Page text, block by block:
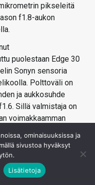
pikseleitä
f1.8-aukon
puolestaan Edge 30
Sonyn sensoria
Polttoväli on
ja aukkosuhde
Sillä valmistaja on
voimakkaamman
pohjautuva 50
joka oli käytössä
ominaisuuksissa ja
sivustoa hyväksyt
Lisätietoja